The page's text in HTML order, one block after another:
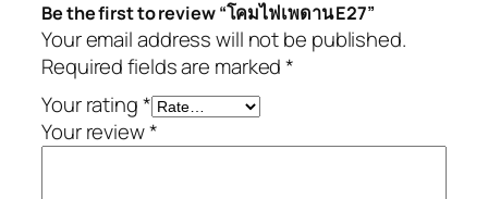
Be the first to review “โคมไฟเพดาน E27”
Your email address will not be published.
Required fields are marked*
Your rating*
Your review*